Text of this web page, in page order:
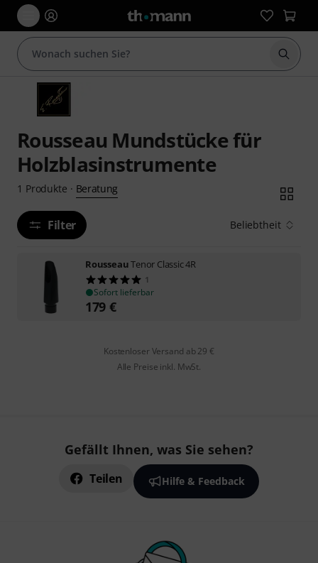
Suche
Rousseau Mundstücke für
Holzblasinstrumente
1 Produkte · Beratung
Filter Beliebtheit
RousseauTenor Classic 4R
1
Sofort lieferbar
179 €
Kostenloser Versand ab 29 €
Alle Preise inkl. MwSt.
Gefällt Ihnen, was Sie sehen?
Teilen Hilfe & Feedback